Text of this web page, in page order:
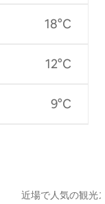
18°C
12°C
9°C
近場で人気の観光